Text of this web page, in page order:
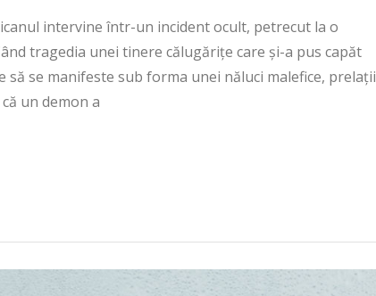
intervine într-un incident ocult, petrecut la o
tragedia unei tinere călugărițe care și-a pus capăt
să se manifeste sub forma unei năluci malefice, prelații
un demon a